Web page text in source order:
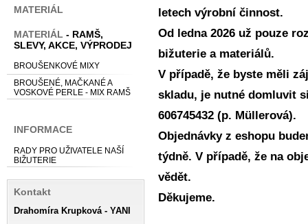
MATERIÁL
MATERIÁL - RAMŠ,
SLEVY, AKCE, VÝPRODEJ
BROUŠENKOVÉ MIXY
BROUŠENÉ, MAČKANÉ A
VOSKOVÉ PERLE - MIX RAMŠ
INFORMACE
RADY PRO UŽIVATELE NAŠÍ
BIŽUTERIE
Kontakt
Drahomíra Krupková - YANI
letech výrobní činnost.
Od ledna 2026 už pouze
bižuterie a materiálů.
V případě, že byste měli
skladu, je nutné domluvit
606745432 (p. Müllerová).
Objednávky z eshopu
týdně. V případě, že na
vědět.
Děkujeme.